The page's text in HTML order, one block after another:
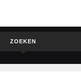
ZOEKEN